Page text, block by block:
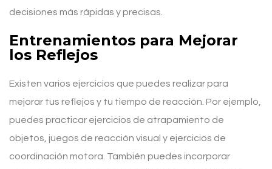
decisiones más rápidas y precisas.
Entrenamientos para Mejorar
los Reflejos
Existen varios ejercicios que puedes realizar para
mejorar tus reflejos y tu tiempo de reacción. Por ejemplo,
puedes practicar ejercicios de atrapamiento de
objetos, juegos de reacción visual y ejercicios de
coordinación motora. También puedes incorporar